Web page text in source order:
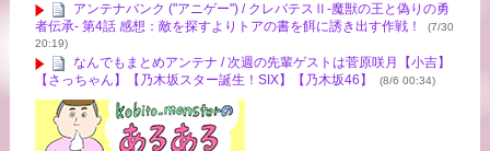
アンテナバンク ("アニゲー") / クレバテスⅡ-魔獣の王と偽りの勇
者伝承- 第4話 感想：敵を探すよりトアの書を餌に誘き出す作戦！
(7/30
20:19)
なんでもまとめアンテナ / 次週の先輩ゲストは菅原咲月【小吉】
【さっちゃん】【乃木坂スター誕生！SIX】【乃木坂46】
(8/6 00:34)